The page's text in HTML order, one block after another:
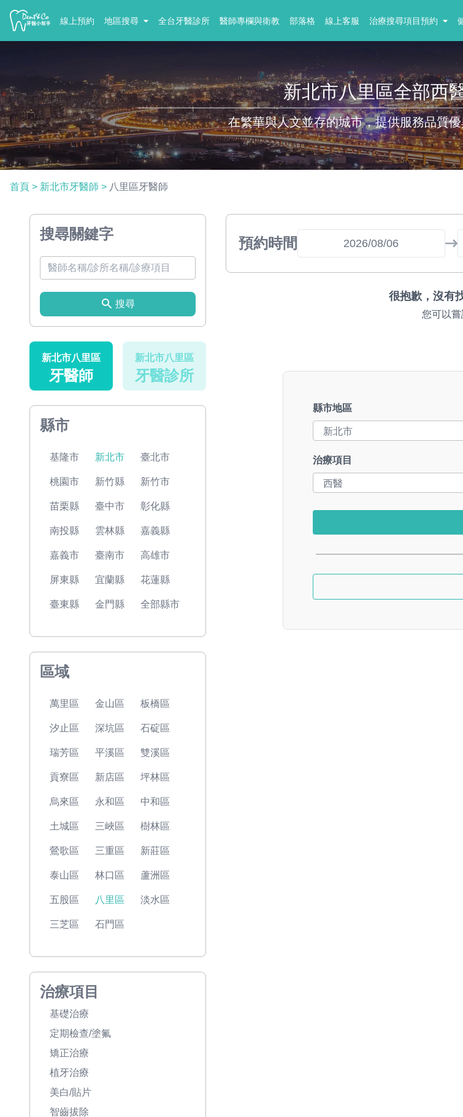
線上預約 地區搜尋 全台牙醫診所 醫師專欄與衛教 部落格 線上客服 治療搜尋項目預約
新北市八里區全部西
在繁華與人文並存的城市，提供服務品質
首頁 > 新北市牙醫師 > 八里區牙醫師
搜尋關鍵字
搜尋
新北市八里區
牙醫師
新北市八里區
牙醫診所
縣市
基隆市 新北市 臺北市
桃園市 新竹縣 新竹市
苗栗縣 臺中市 彰化縣
南投縣 雲林縣 嘉義縣
嘉義市 臺南市 高雄市
屏東縣 宜蘭縣 花蓮縣
臺東縣 金門縣 全部縣市
區域
萬里區 金山區 板橋區
汐止區 深坑區 石碇區
瑞芳區 平溪區 雙溪區
貢寮區 新店區 坪林區
烏來區 永和區 中和區
土城區 三峽區 樹林區
鶯歌區 三重區 新莊區
泰山區 林口區 蘆洲區
五股區 八里區 淡水區
三芝區 石門區
治療項目
基礎治療
定期檢查/塗氟
矯正治療
植牙治療
美白/貼片
智齒拔除
預約時間
很抱歉，沒有
您可以
縣市地區
治療項目